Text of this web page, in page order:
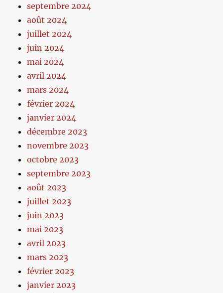
septembre 2024
août 2024
juillet 2024
juin 2024
mai 2024
avril 2024
mars 2024
février 2024
janvier 2024
décembre 2023
novembre 2023
octobre 2023
septembre 2023
août 2023
juillet 2023
juin 2023
mai 2023
avril 2023
mars 2023
février 2023
janvier 2023